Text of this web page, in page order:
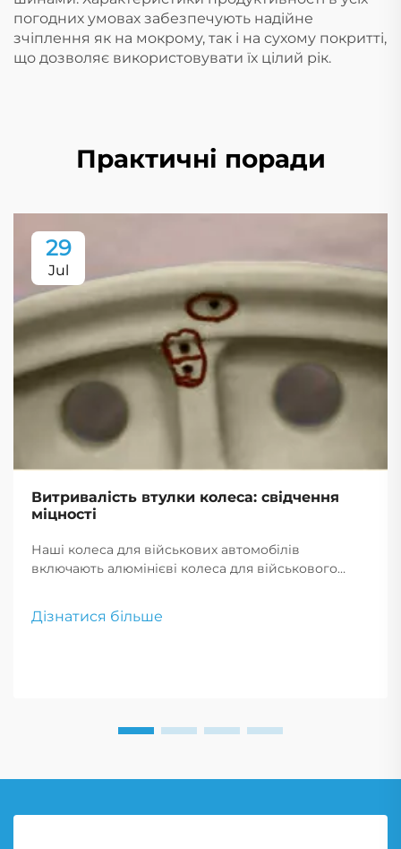
погодних умовах забезпечують надійне
зчіплення як на мокрому, так і на сухому покритті,
що дозволяє використовувати їх цілий рік.
Практичні поради
29
Jul
Витривалість втулки колеса: свідчення
міцності
Наші колеса для військових автомобілів
включають алюмінієві колеса для військового
та продуктивності, ці колеса ідеально підходять
Дізнатися більше